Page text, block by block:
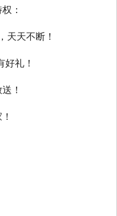
：
天天不断！
礼！
！